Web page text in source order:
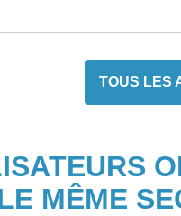
TOUS LES
MÊME